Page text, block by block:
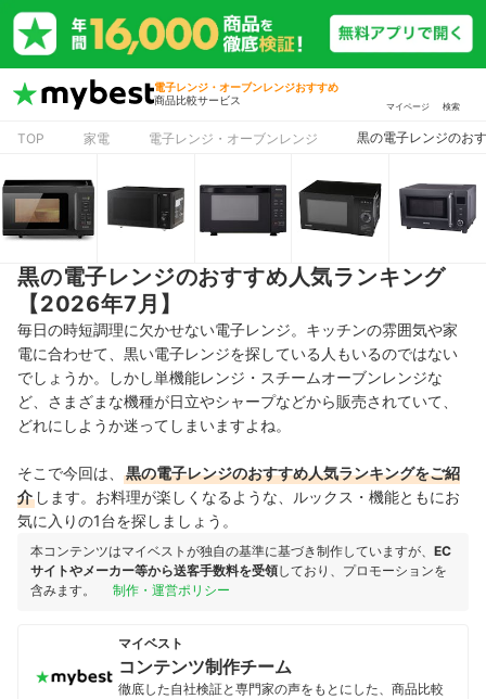
電子レンジ・オーブンレンジおすすめ
商品比較サービス
マイページ 検索
TOP 家電 電子レンジ・オーブンレンジ 黒の電子レンジのお
黒の電子レンジのおすすめ人気ランキング
【2026年7月】
毎日の時短調理に欠かせない電子レンジ。キッチンの雰囲気や家
電に合わせて、黒い電子レンジを探している人もいるのではない
でしょうか。しかし単機能レンジ・スチームオーブンレンジな
ど、さまざまな機種が日立やシャープなどから販売されていて、
どれにしようか迷ってしまいますよね。
そこで今回は、 黒の電子レンジのおすすめ人気ランキングをご紹
介 します。お料理が楽しくなるような、ルックス・機能ともにお
気に入りの1台を探しましょう。
本コンテンツはマイベストが独自の基準に基づき制作していますが、 EC
サイトやメーカー等から送客手数料を受領しており、プロモーションを
含みます。
制作・運営ポリシー
マイベスト
コンテンツ制作チーム
徹底した自社検証と専門家の声をもとにした、商品比較